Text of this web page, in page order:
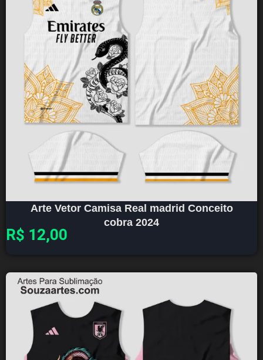
Arte Vetor Camisa Real madrid Conceito
cobra 2024
R$ 12,00